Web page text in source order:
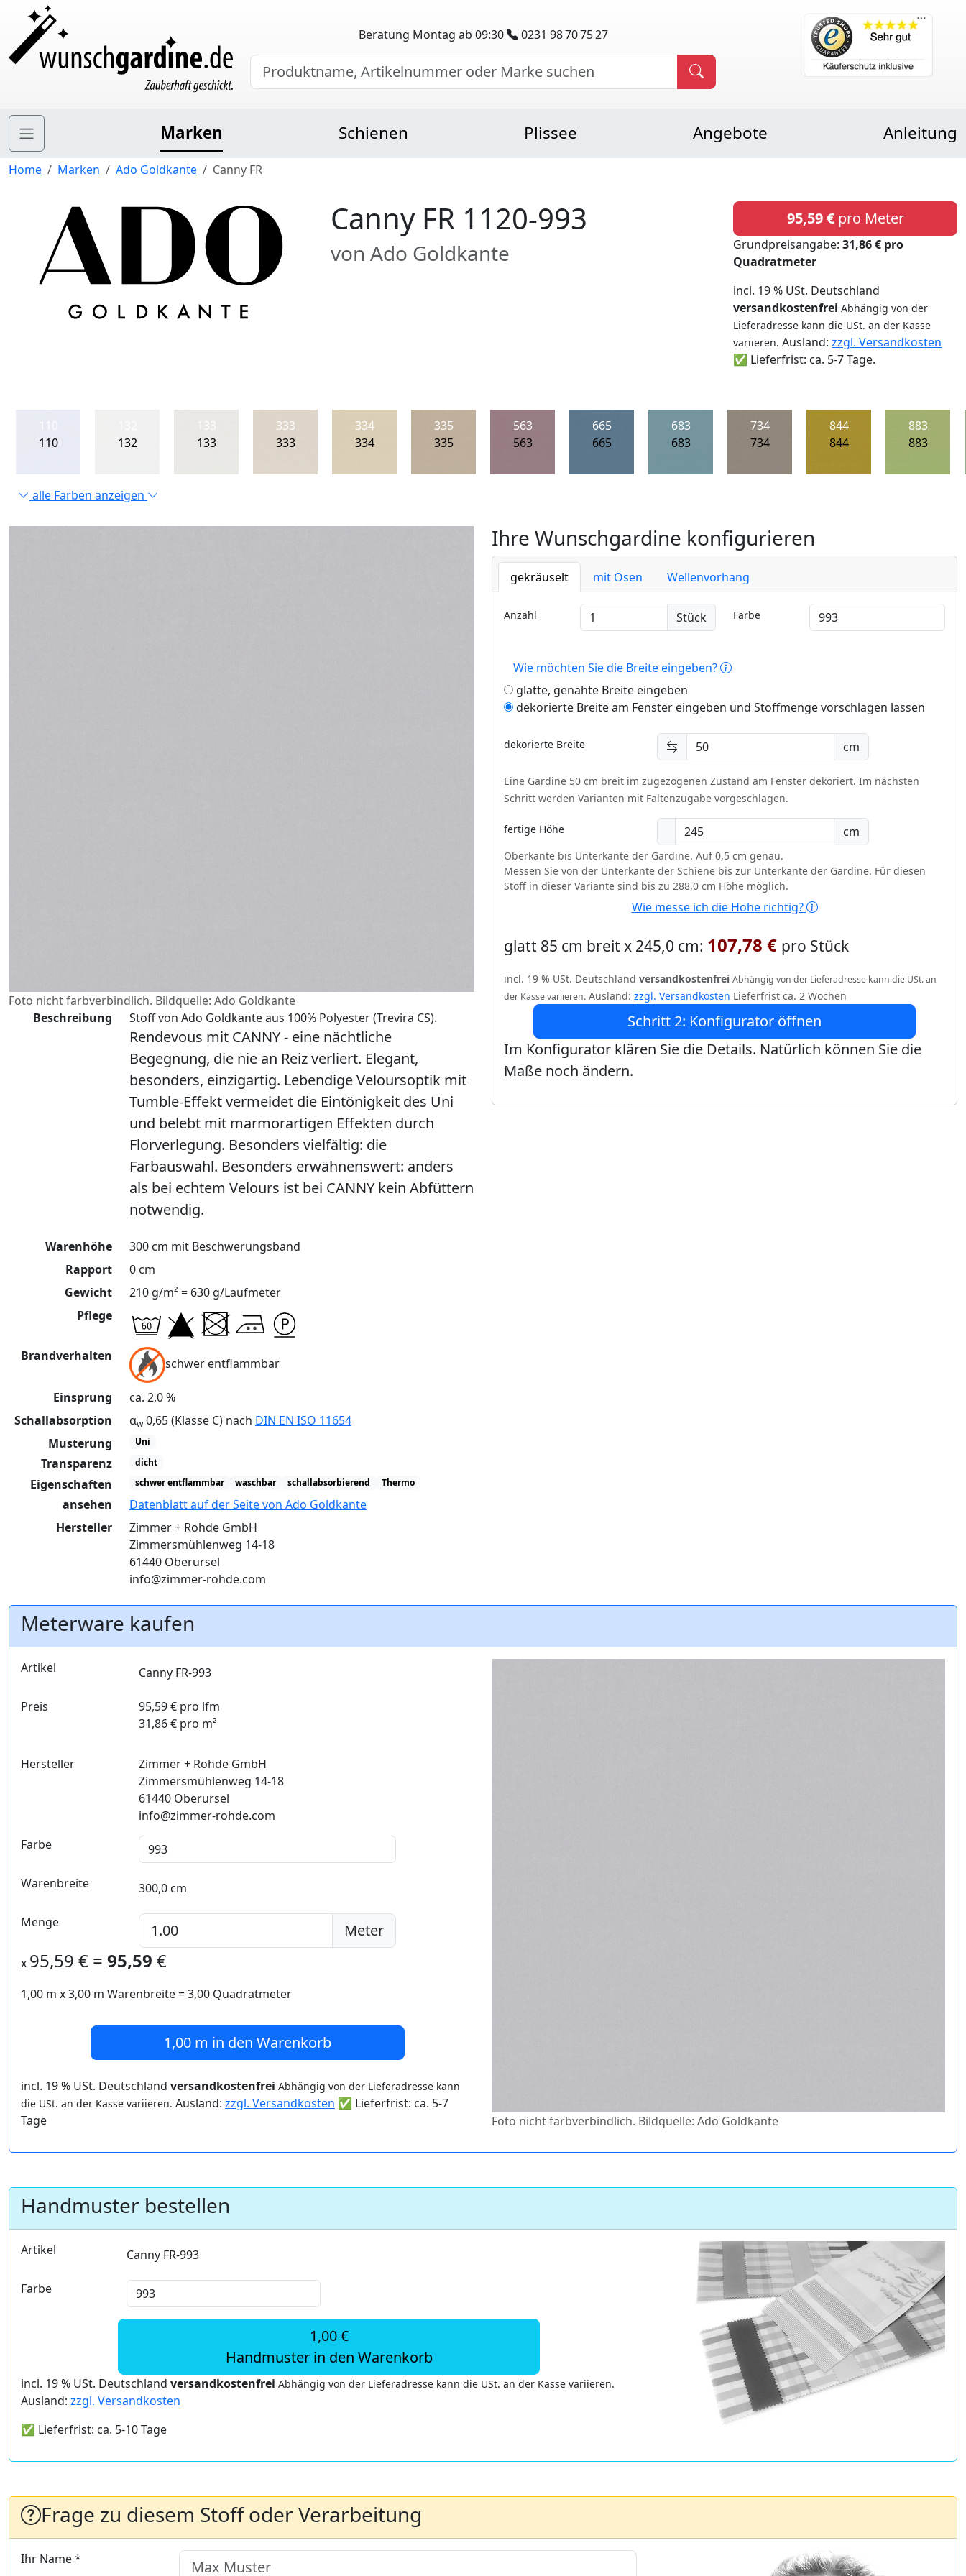
Beratung Montag ab 09:30 0231 98 70 75 27
Marken Schienen Plissee Angebote Anleitung
Home Marken Ado Goldkante Canny FR
Canny FR 1120-993
von Ado Goldkante
95,59 €pro Meter
Grundpreisangabe: 31,86 € pro
Quadratmeter
incl. 19 % USt. Deutschland
versandkostenfrei Abhängig von der
Lieferadresse kann die USt. an der Kasse
variieren. Ausland: zzgl. Versandkosten
✅ Lieferfrist: ca. 5-7 Tage.
110
110
132
133
133
333
333
334
334
335
335
563
563
665
665
683
683
734
734
844
844
883
883
alle Farben anzeigen
Foto nicht farbverbindlich. Bildquelle: Ado Goldkante
Beschreibung
Stoff von Ado Goldkante aus 100% Polyester (Trevira CS).
Rendevous mit CANNY - eine nächtliche
Begegnung, die nie an Reiz verliert. Elegant,
besonders, einzigartig. Lebendige Veloursoptik mit
Tumble-Effekt vermeidet die Eintönigkeit des Uni
und belebt mit marmorartigen Effekten durch
Florverlegung. Besonders vielfältig: die
Farbauswahl. Besonders erwähnenswert: anders
als bei echtem Velours ist bei CANNY kein Abfüttern
notwendig.
Warenhöhe
300 cm mit Beschwerungsband
Rapport
0 cm
Gewicht
210 g/m² = 630 g/Laufmeter
Pflege
Brandverhalten
schwer entflammbar
Einsprung
ca. 2,0 %
Schallabsorption
αw0,65 (Klasse C) nach DIN EN ISO 11654
Musterung
Uni
Transparenz dicht
Eigenschaften schwer entflammbar waschbar schallabsorbierend Thermo
ansehen
Datenblatt auf der Seite von Ado Goldkante
Hersteller
Zimmer + Rohde GmbH
Zimmersmühlenweg 14-18
61440 Oberursel
info@zimmer-rohde.com
Ihre Wunschgardine konfigurieren
gekräuselt mit Ösen Wellenvorhang
Anzahl Stück Farbe
Wie möchten Sie die Breite eingeben?
glatte, genähte Breite eingeben
dekorierte Breite am Fenster eingeben und Stoffmenge vorschlagen lassen
dekorierte Breite cm
Eine Gardine 50 cm breit im zugezogenen Zustand am Fenster dekoriert. Im nächsten
Schritt werden Varianten mit Faltenzugabe vorgeschlagen.
fertige Höhe cm
Oberkante bis Unterkante der Gardine. Auf 0,5 cm genau.
Messen Sie von der Unterkante der Schiene bis zur Unterkante der Gardine. Für diesen
Stoff in dieser Variante sind bis zu 288,0 cm Höhe möglich.
Wie messe ich die Höhe richtig?
glatt 85 cm breit x 245,0 cm: 107,78 € pro Stück
incl. 19 % USt. Deutschland versandkostenfrei Abhängig von der Lieferadresse kann die USt. an
der Kasse variieren. Ausland: zzgl. Versandkosten Lieferfrist ca. 2 Wochen
Schritt 2: Konfigurator öffnen
Im Konfigurator klären Sie die Details. Natürlich können Sie die
Maße noch ändern.
Meterware kaufen
Artikel Canny FR-993
Preis
95,59 € pro lfm
31,86 € pro m²
Hersteller
Zimmer + Rohde GmbH
Zimmersmühlenweg 14-18
61440 Oberursel
info@zimmer-rohde.com
Farbe
Warenbreite 300,0 cm
Menge Meter
x 95,59 € = 95,59 €
1,00 m x3,00 m Warenbreite =3,00 Quadratmeter
1,00 m in den Warenkorb
incl. 19 % USt. Deutschland versandkostenfrei Abhängig von der Lieferadresse kann
die USt. an der Kasse variieren. Ausland: zzgl. Versandkosten ✅ Lieferfrist: ca. 5-7
Tage
Foto nicht farbverbindlich. Bildquelle: Ado Goldkante
Handmuster bestellen
Artikel Canny FR-993
Farbe
1,00 €
Handmuster in den Warenkorb
incl. 19 % USt. Deutschland versandkostenfrei Abhängig von der Lieferadresse kann die USt. an der Kasse variieren.
Ausland: zzgl. Versandkosten
✅ Lieferfrist: ca. 5-10 Tage
Frage zu diesem Stoff oder Verarbeitung
Ihr Name *